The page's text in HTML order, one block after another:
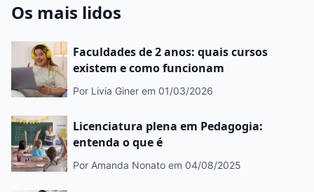
Os mais lidos
Faculdades de 2 anos: quais cursos
existem e como funcionam
Por Livia Giner em 01/03/2026
Licenciatura plena em Pedagogia:
entenda o que é
Por Amanda Nonato em 04/08/2025